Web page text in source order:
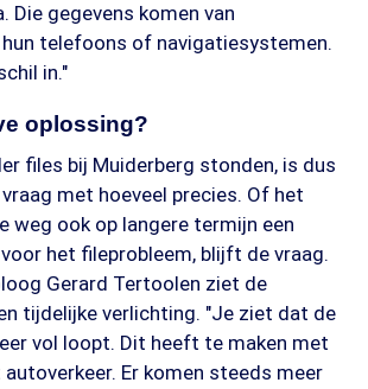
Die gegevens komen van
telefoons of navigatiesystemen.
in."
oplossing?
files bij Muiderberg stonden, is dus
met hoeveel precies. Of het
weg ook op langere termijn een
het fileprobleem, blijft de vraag.
Gerard Tertoolen ziet de
tijdelijke verlichting. "Je ziet dat de
vol loopt. Dit heeft te maken met
Er komen steeds meer